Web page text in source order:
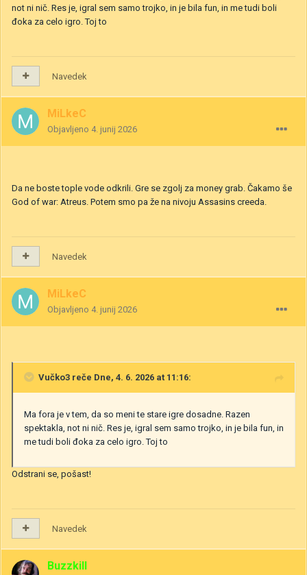
not ni nič. Res je, igral sem samo trojko, in je bila fun, in me tudi boli
đoka za celo igro. Toj to
Navedek
MiLkeC
Objavljeno 4. junij 2026
Da ne boste tople vode odkrili. Gre se zgolj za money grab. Čakamo še
God of war: Atreus. Potem smo pa že na nivoju Assasins creeda.
Navedek
MiLkeC
Objavljeno 4. junij 2026
Vučko3 reče Dne, 4. 6. 2026 at 11:16:
Ma fora je v tem, da so meni te stare igre dosadne. Razen
spektakla, not ni nič. Res je, igral sem samo trojko, in je bila fun, in
me tudi boli đoka za celo igro. Toj to
Odstrani se, pošast!
Navedek
Buzzkill